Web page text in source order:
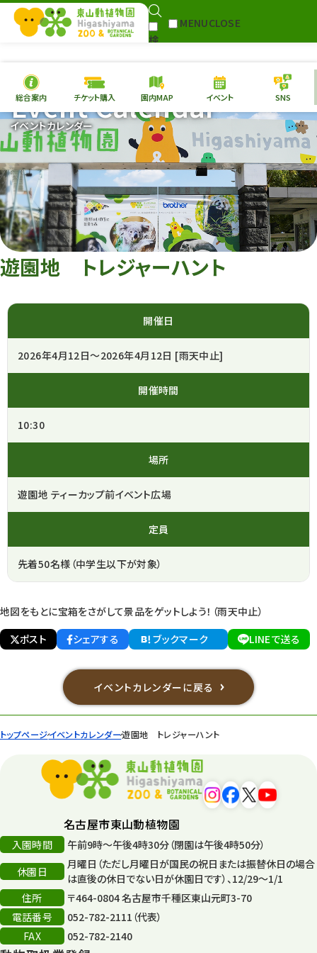
検
MENUCLOSE
本日の開園情報 チケ
園内MAP イベント
総合案内
動物園 植物園
再生プラン
東山動植物園
への支援
環境教育
Follow
総合案内 チケット購入 園内MAP イベント SNS
イベントカレンダー
Event Calendar
トップページイベントカレンダー遊園地 トレジャーハント
遊園地 トレジャーハント
開催日
2026年4月12日～2026年4月12日 [雨天中止]
開催時間
10:30
場所
遊園地 ティーカップ前イベント広場
定員
先着50名様（中学生以下が対象）
地図をもとに宝箱をさがして景品をゲットしよう！（雨天中止）
ポスト
シェアする ブックマーク LINEで送る
イベントカレンダーに戻る
名古屋市東山動植物園
入園時間
午前9時～午後4時30分（閉園は午後4時50分）
休園日
月曜日（ただし月曜日が国民の祝日または振替休日の場合
は直後の休日でない日が休園日です）、12/29～1/1
住所
〒464-0804 名古屋市千種区東山元町3-70
電話番号
052-782-2111（代表）
FAX
052-782-2140